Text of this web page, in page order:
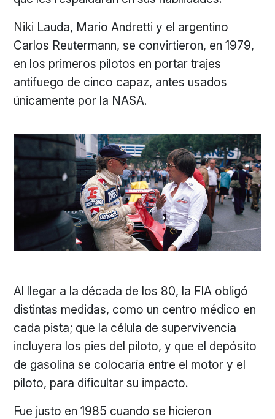
Niki Lauda, Mario Andretti y el argentino
Carlos Reutermann, se convirtieron, en 1979,
en los primeros pilotos en portar trajes
antifuego de cinco capaz, antes usados
únicamente por la NASA.
Al llegar a la década de los 80, la FIA obligó
distintas medidas, como un centro médico en
cada pista; que la célula de supervivencia
incluyera los pies del piloto, y que el depósito
de gasolina se colocaría entre el motor y el
piloto, para dificultar su impacto.
Fue justo en 1985 cuando se hicieron